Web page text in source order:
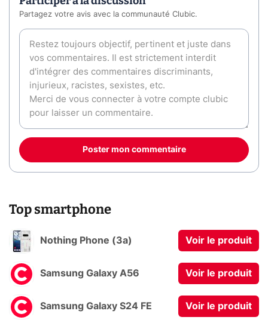
Partagez votre avis avec la communauté Clubic.
Poster mon commentaire
Top smartphone
Nothing Phone (3a) Voir le produit
Samsung Galaxy A56 Voir le produit
Samsung Galaxy S24 FE Voir le produit